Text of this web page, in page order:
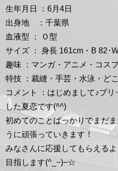
生年月日 ：6月4日
出身地 ：千葉県
血液型 ： Ｏ型
サイズ ： 身長 161cm・B 82･
趣味 ：マンガ・アニメ・コス
特技 ：裁縫・手芸・水泳・ど
コメント ：はじめまして♪ブ
した夏恋です(^^)
初めてのことばっかりでまだ
うに頑張っていきます！
みなさんに応援してもらえる
目指します(^_−)−☆